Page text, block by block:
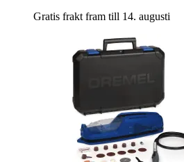
Gratis frakt fram till 14. augusti